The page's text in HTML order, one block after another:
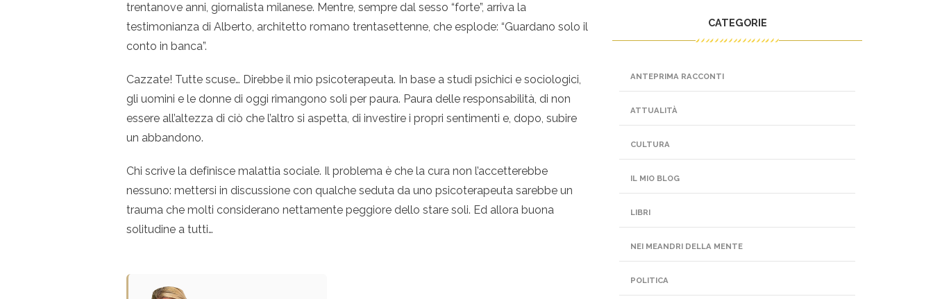
trentanove anni, giornalista milanese. Mentre, sempre dal sesso “forte”, arriva la
testimonianza di Alberto, architetto romano trentasettenne, che esplode: “Guardano solo il
conto in banca”.
Cazzate! Tutte scuse… Direbbe il mio psicoterapeuta. In base a studi psichici e sociologici,
gli uomini e le donne di oggi rimangono soli per paura. Paura delle responsabilità, di non
essere all’altezza di ciò che l’altro si aspetta, di investire i propri sentimenti e, dopo, subire
un abbandono.
Chi scrive la definisce malattia sociale. Il problema è che la cura non l’accetterebbe
nessuno: mettersi in discussione con qualche seduta da uno psicoterapeuta sarebbe un
trauma che molti considerano nettamente peggiore dello stare soli. Ed allora buona
solitudine a tutti…
CATEGORIE
ANTEPRIMA RACCONTI
ATTUALITÀ
CULTURA
IL MIO BLOG
LIBRI
NEI MEANDRI DELLA MENTE
POLITICA